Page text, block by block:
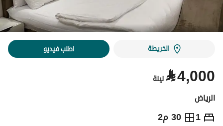
الخريطة اطلب فيديو
⃁4,000 ليلة
الرياض
1 30 م2 ⃁
4,000 يومياً